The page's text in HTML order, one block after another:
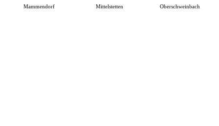
Mammendorf Mittelstetten Oberschweinbach